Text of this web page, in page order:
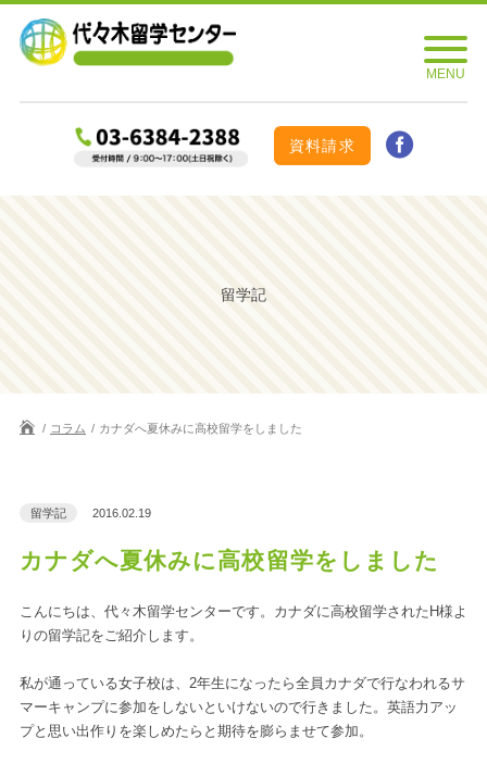
資料請求
留学記
コラム カナダへ夏休みに高校留学をしました
留学記 2016.02.19
カナダへ夏休みに高校留学をしました
こんにちは、代々木留学センターです。カナダに高校留学されたH様よ
りの留学記をご紹介します。
私が通っている女子校は、2年生になったら全員カナダで行なわれるサ
マーキャンプに参加をしないといけないので行きました。英語力アッ
プと思い出作りを楽しめたらと期待を膨らませて参加。